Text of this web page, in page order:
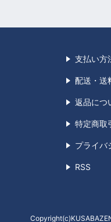
支払い方
配送・送
返品につ
特定商取
プライバ
RSS